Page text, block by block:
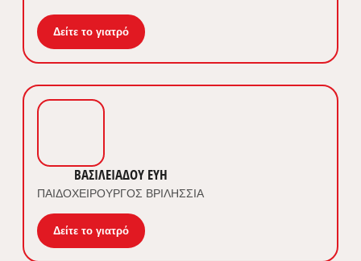
Δείτε το γιατρό
ΒΑΣΙΛΕΙΑΔΟΥ ΕΥΗ
ΠΑΙΔΟΧΕΙΡΟΥΡΓΟΣ ΒΡΙΛΗΣΣΙΑ
Δείτε το γιατρό